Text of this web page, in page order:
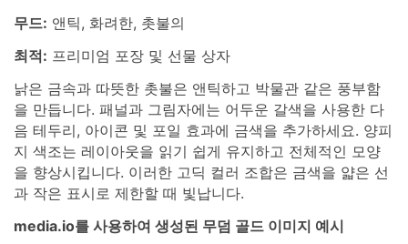
무드: 앤틱, 화려한, 촛불의
최적: 프리미엄 포장 및 선물 상자
낡은 금속과 따뜻한 촛불은 앤틱하고 박물관 같은 풍부함
을 만듭니다. 패널과 그림자에는 어두운 갈색을 사용한 다
음 테두리, 아이콘 및 포일 효과에 금색을 추가하세요. 양피
지 색조는 레이아웃을 읽기 쉽게 유지하고 전체적인 모양
을 향상시킵니다. 이러한 고딕 컬러 조합은 금색을 얇은 선
과 작은 표시로 제한할 때 빛납니다.
media.io를 사용하여 생성된 무덤 골드 이미지 예시